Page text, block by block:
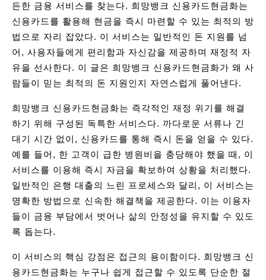
든한 금융 서비스를 찾는다. 희망뱅크 신용카드현금화는
신용카드를 활용해 현금을 즉시 마련할 수 있는 최적의 방
법으로 자리 잡았다. 이 서비스는 일반적인 돈 지원를 넘
어, 사용자들에게 편리함과 자신감을 제공하며 재정적 자
유을 선사한다. 이 글은 희망뱅크 신용카드현금화가 왜 사
람들이 믿는 최적의 돈 지원인지 자연스럽게 풀어낸다.
희망뱅크 신용카드현금화는 즉각적인 재정 위기를 해결
하기 위해 구성된 독특한 서비스다. 까다로운 서류나 긴
대기 시간 없이, 신용카드를 통해 즉시 돈을 얻을 수 있다.
예를 들어, 한 고객이 급한 병원비을 충당해야 했을 때, 이
서비스를 이용해 즉시 자금을 확보하여 상황을 처리했다.
일반적인 은행 대출의 느린 프로세스와 달리, 이 서비스는
명확한 방법으로 신속한 해결책을 제공한다. 이는 이용자
들이 금융 부담에서 벗어나 삶의 안정성을 유지할 수 있도
록 돕는다.
이 서비스의 핵심 강점은 접근의 용이함이다. 희망뱅크 신
용카드현금화는 누구나 쉽게 접근할 수 있도록 단순한 절